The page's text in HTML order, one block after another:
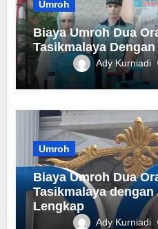
Umroh
Biaya Umroh Dua
Tasikmalaya
Ady Kurniadi
Umroh
Biaya Umroh Dua
Tasikmalaya
Lengkap
Ady Kurniadi